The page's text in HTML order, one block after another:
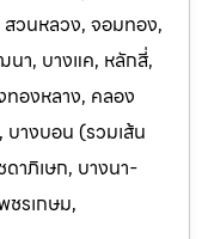
สวนหลวง, จอมทอง,
นา, บางแค, หลักสี่,
ทองหลาง, คลอง
างบอน (รวมเส้น
ดาภิเษก, บางนา-
ชรเกษม,